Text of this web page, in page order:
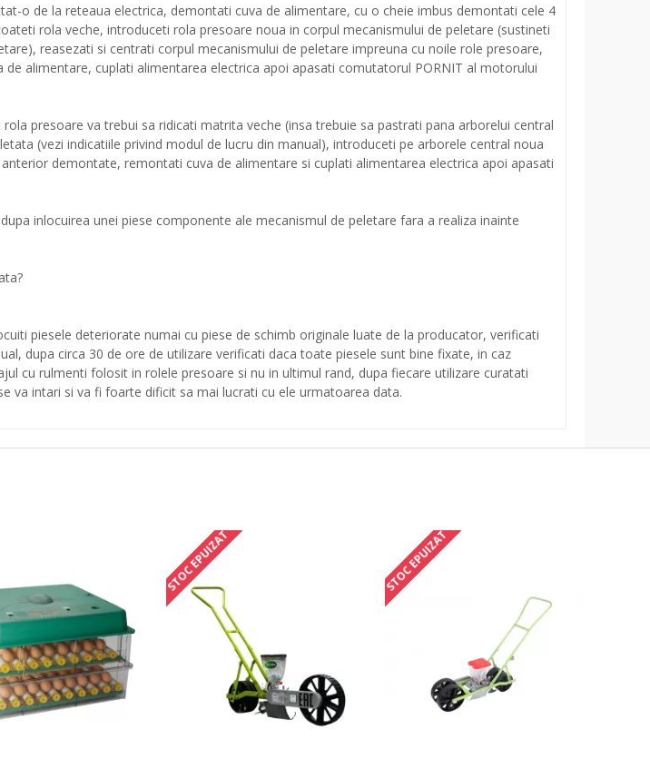
o de la reteaua electrica, demontati cuva de alimentare, cu o cheie imbus demontati cele 4
rola veche, introduceti rola presoare noua in corpul mecanismului de peletare (sustineti
reasezati si centrati corpul mecanismului de peletare impreuna cu noile role presoare,
alimentare, cuplati alimentarea electrica apoi apasati comutatorul PORNIT al motorului
presoare va trebui sa ridicati matrita veche (insa trebuie sa pastrati pana arborelui central
(vezi indicatiile privind modul de lucru din manual), introduceti pe arborele central noua
demontate, remontati cuva de alimentare si cuplati alimentarea electrica apoi apasati
inlocuirea unei piese componente ale mecanismul de peletare fara a realiza inainte
piesele deteriorate numai cu piese de schimb originale luate de la producator, verificati
dupa circa 30 de ore de utilizare verificati daca toate piesele sunt bine fixate, in caz
cu rulmenti folosit in rolele presoare si nu in ultimul rand, dupa fiecare utilizare curatati
intari si va fi foarte dificit sa mai lucrati cu ele urmatoarea data.
STOC EPUIZAT STOC EPUIZAT